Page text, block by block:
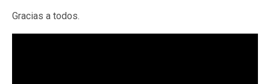
Gracias a todos.